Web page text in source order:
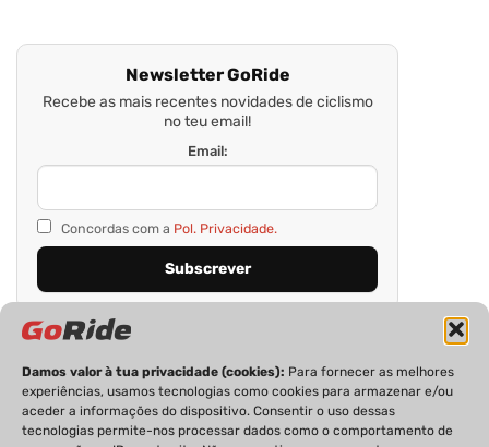
Damos valor à tua privacidade (cookies): Para fornecer as melhores
experiências, usamos tecnologias como cookies para armazenar e/ou
aceder a informações do dispositivo. Consentir o uso dessas
tecnologias permite-nos processar dados como o comportamento de
Newsletter GoRide
Recebe as mais recentes novidades de ciclismo
no teu email!
Email:
Concordas com a Pol. Privacidade.